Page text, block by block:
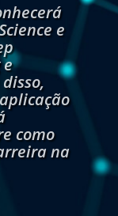
e
como
na